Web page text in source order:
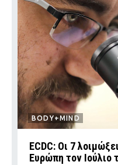
BODY+MIND
ECDC: Οι 7
Ευρώπη τον Ιούλιο